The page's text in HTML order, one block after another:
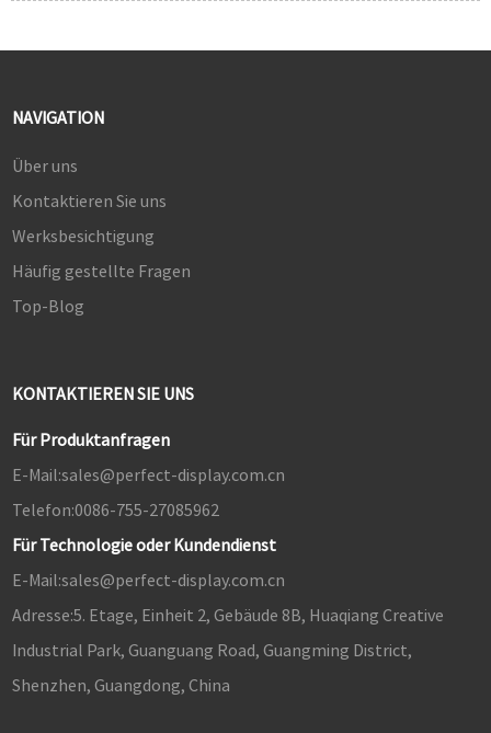
NAVIGATION
Über uns
Kontaktieren Sie uns
Werksbesichtigung
Häufig gestellte Fragen
Top-Blog
KONTAKTIEREN SIE UNS
Für Produktanfragen
E-Mail:sales@perfect-display.com.cn
Telefon:0086-755-27085962
Für Technologie oder Kundendienst
E-Mail:sales@perfect-display.com.cn
Adresse:5. Etage, Einheit 2, Gebäude 8B, Huaqiang Creative
Industrial Park, Guanguang Road, Guangming District,
Shenzhen, Guangdong, China